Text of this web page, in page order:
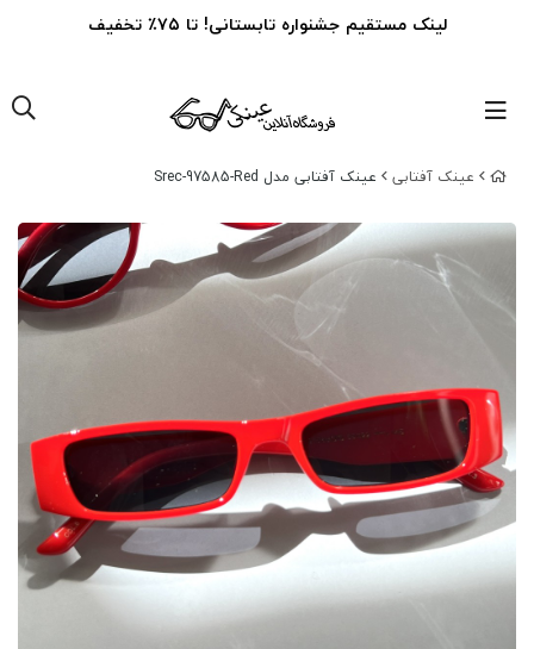
عینک‌ آفتابی عینک آفتابی مدل Srec-97585-Red
لینک مستقیم جشنواره تابستانی! تا ۷۵٪ تخفیف